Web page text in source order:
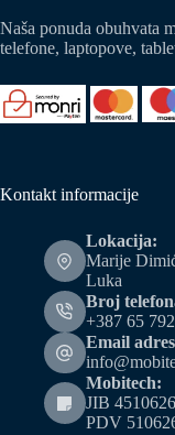
Naša ponuda obuhvata
telefone, laptopove,
Kontakt informacije
Lokacija:
Marije
Luka
Broj
+387 65
Email
Mobitech:
JIB
PDV